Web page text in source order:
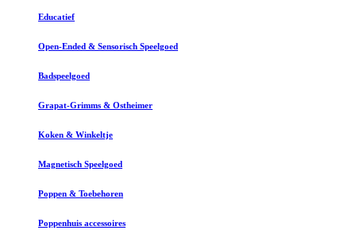
Educatief
Open-Ended & Sensorisch Speelgoed
Badspeelgoed
Grapat-Grimms & Ostheimer
Koken & Winkeltje
Magnetisch Speelgoed
Poppen & Toebehoren
Poppenhuis accessoires